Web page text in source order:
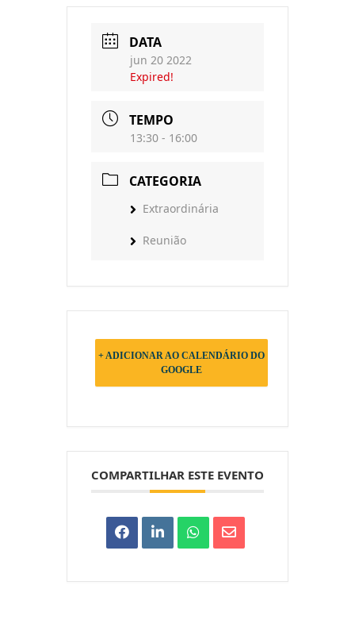
DATA
jun 20 2022
Expired!
TEMPO
13:30 - 16:00
CATEGORIA
Extraordinária
Reunião
+ ADICIONAR AO CALENDÁRIO DO
GOOGLE
COMPARTILHAR ESTE EVENTO